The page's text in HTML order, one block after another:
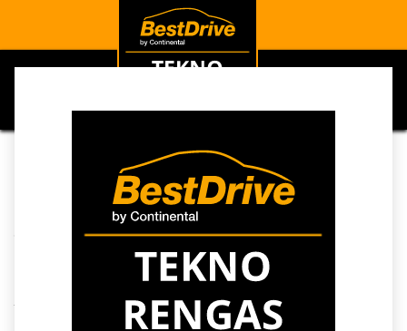
Ajankohtaista
PremiumContact 7 kiri Tuulilasin kesärengasvertailun ykköseksi
PremiumContact 7 kiri
Tuulilasin
kesärengasvertailun
ykköseksi